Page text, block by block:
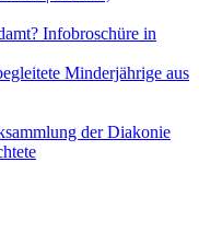
Infobroschüre in
Minderjährige aus
der Diakonie